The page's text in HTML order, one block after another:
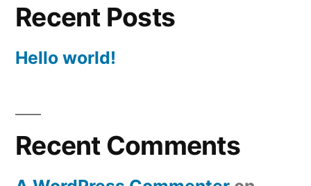
Recent Posts
Hello world!
Recent Comments